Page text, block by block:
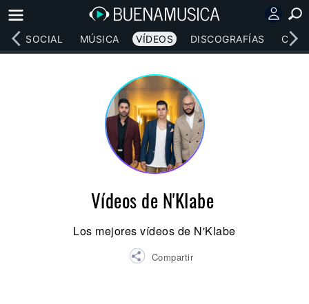
RED SOCIAL MÚSICA VÍDEOS DISCOGRAFÍAS
Vídeos de N'Klabe
Los mejores vídeos de N'Klabe
Compartir